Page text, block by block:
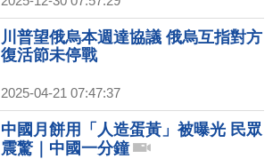
川普望俄烏本週達協議 俄烏互指對方
復活節未停戰
2025-04-21 07:47:37
中國月餅用「人造蛋黃」被曝光 民眾
震驚｜中國一分鐘